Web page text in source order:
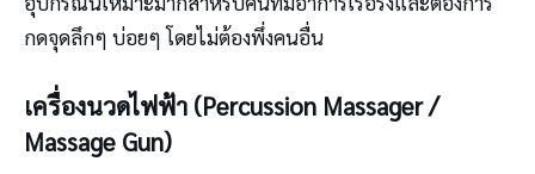
กดจุดลึกๆ บ่อยๆ โดยไม่ต้องพึ่งคนอื่น
เครื่องนวดไฟฟ้า (Percussion Massager /
Massage Gun)